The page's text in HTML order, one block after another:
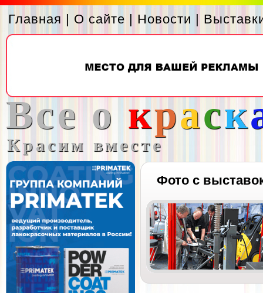
Главная | О сайте | Новости |
Все о краск
Красим вместе
Фото с